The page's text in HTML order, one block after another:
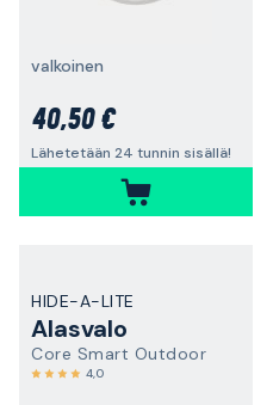
valkoinen
40,50 €
Lähetetään 24 tunnin sisällä!
HIDE-A-LITE
Alasvalo
Core Smart Outdoor
4,0